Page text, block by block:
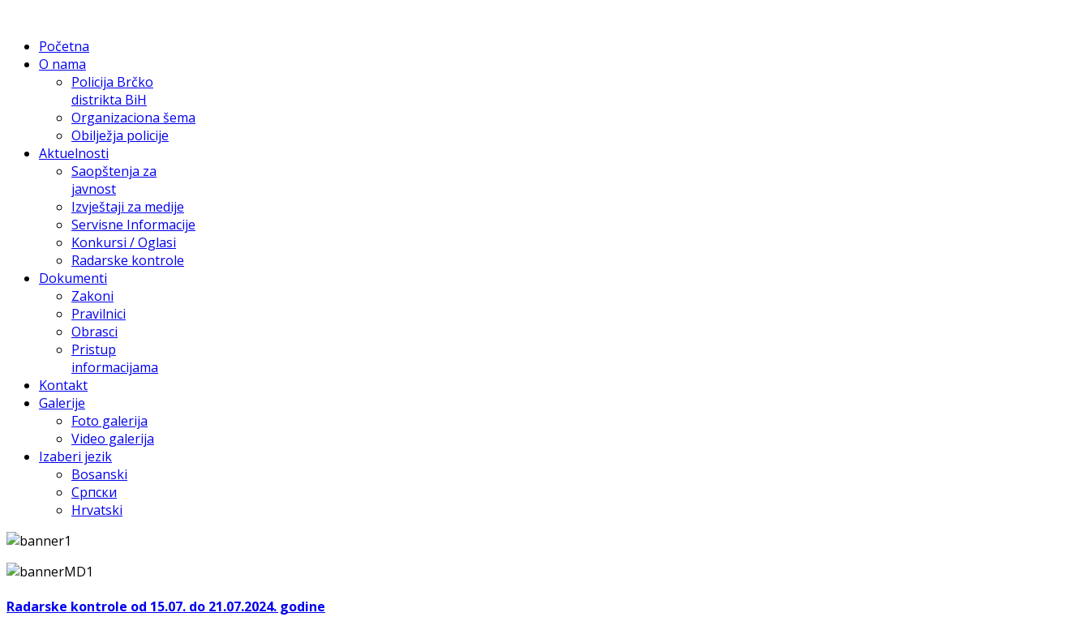
Početna
O nama
Policija Brčko
distrikta BiH
Organizaciona šema
Obilježja policije
Aktuelnosti
Saopštenja za
javnost
Izvještaji za medije
Servisne Informacije
Konkursi / Oglasi
Radarske kontrole
Dokumenti
Zakoni
Pravilnici
Obrasci
Pristup
informacijama
Kontakt
Galerije
Foto galerija
Video galerija
Izaberi jezik
Bosanski
Српски
Hrvatski
Radarske kontrole od 15.07. do 21.07.2024. godine